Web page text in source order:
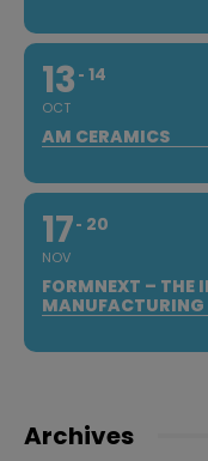
13
OCT
14
AM CERAMICS
17
NOV
20
FORMNEXT – THE
MANUFACTURING
Archives